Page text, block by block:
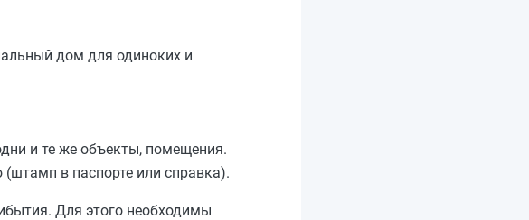
дом для одиноких и
и те же объекты, помещения.
в паспорте или справка).
Для этого необходимы